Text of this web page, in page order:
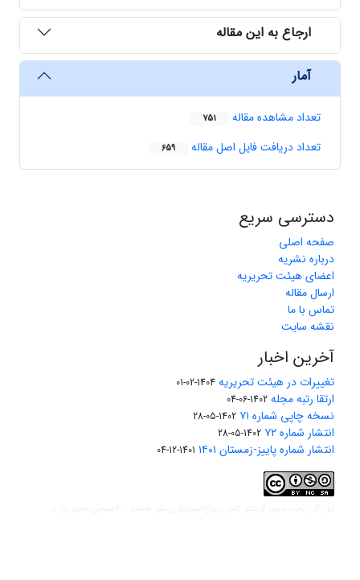
ارجاع به این مقاله
آمار
تعداد مشاهده مقاله 751
تعداد دریافت فایل اصل مقاله 659
دسترسی سریع
صفحه اصلی
درباره نشریه
اعضای هیئت تحریریه
ارسال مقاله
تماس با ما
نقشه سایت
آخرین اخبار
تغییرات در هیئت تحریریه 1404-02-01
ارتقا رتبه مجله 1402-06-04
نسخه چاپی شماره ۷۱ 1402-05-28
انتشار شماره ۷۲ 1402-05-28
انتشار شماره پاییز-زمستان ۱۴۰۱ 1401-12-04